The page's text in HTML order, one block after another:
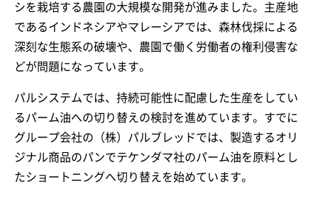
シを栽培する農園の大規模な開発が進みました。主産地
であるインドネシアやマレーシアでは、森林伐採による
深刻な生態系の破壊や、農園で働く労働者の権利侵害な
どが問題になっています。
パルシステムでは、持続可能性に配慮した生産をしてい
るパーム油への切り替えの検討を進めています。すでに
グループ会社の（株）パルブレッドでは、製造するオリ
ジナル商品のパンでテケンダマ社のパーム油を原料とし
たショートニングへ切り替えを始めています。